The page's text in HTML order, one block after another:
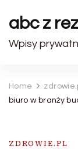
abc z
Wpisy
Home
biuro w branży
ZDROWIE.PL